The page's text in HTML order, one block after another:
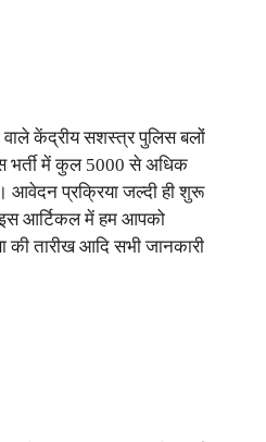
वाले केंद्रीय सशस्त्र पुलिस बलों
भर्ती में कुल 5000 से अधिक
आवेदन प्रक्रिया जल्दी ही शुरू
इस आर्टिकल में हम आपको
की तारीख आदि सभी जानकारी